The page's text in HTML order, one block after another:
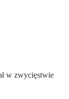
w zwycięstwie